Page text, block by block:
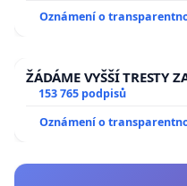
Oznámení o
ŽÁDÁME VYŠŠÍ TRESTY
153 765 podpisů
Oznámení o